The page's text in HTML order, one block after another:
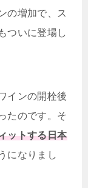
の増加で、ス
ついに登場し
インの開栓後
たのです。そ
ットする日本
になりまし